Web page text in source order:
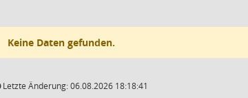
Keine Daten gefunden.
Letzte Änderung: 06.08.2026 18:18:41